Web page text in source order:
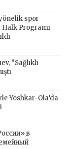
spor
Halk Programı
“Sağlıklı
Yoshkar-Ola’da
в